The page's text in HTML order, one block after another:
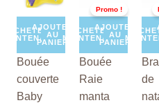
ACHETER
MAINTENANT
AJOUTER
AU
PANIER
Bouée
couverte
Baby
Promo !
ACHETER
MAINTENANT
AJOUTER
AU
PANIER
Bouée
Raie
manta
TND
129,000.
TND
109,000.
de